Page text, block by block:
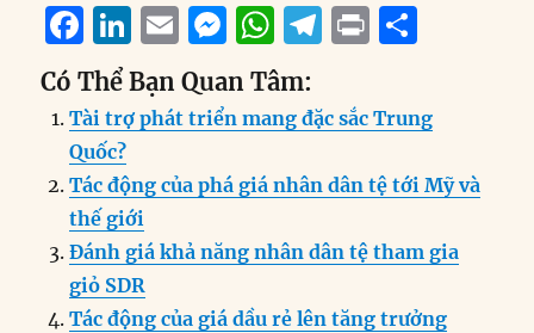
F
a
c
e
b
o
o
k
Li
n
k
e
d
I
n
E
m
ai
l
M
e
ss
e
n
er
W
h
at
s
A
p
T
e
g
r
m
P
n
t
a
re
Có Thể Bạn Quan Tâm:
Tài trợ phát triển mang đặc sắc Trung
Quốc?
Tác động của phá giá nhân dân tệ tới Mỹ và
thế giới
Đánh giá khả năng nhân dân tệ tham gia
giỏ SDR
Tác động của giá dầu rẻ lên tăng trưởng